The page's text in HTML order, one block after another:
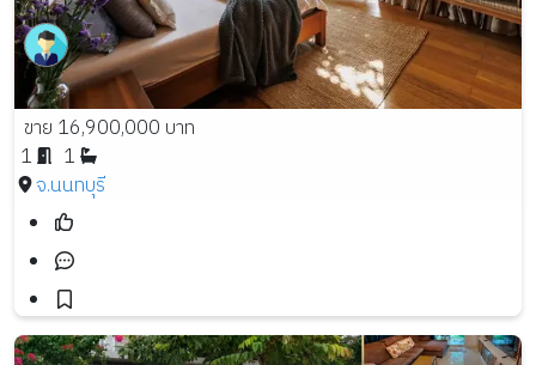
ขาย 16,900,000 บาท
1
1
จ.นนทบุรี